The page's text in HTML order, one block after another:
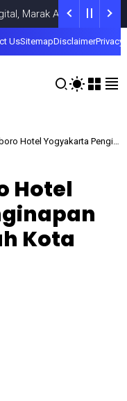
Akun Tiruan,
UsSitemapDisclaimerPrivacy
Penginapan Mewah Di Tengah Kota Budaya
Hotel
Kota